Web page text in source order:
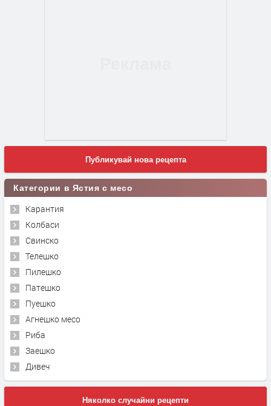
Публикувай нова рецепта
Категории в Ястия с месо
Карантия
Колбаси
Свинско
Телешко
Пилешко
Патешко
Пуешко
Агнешко месо
Риба
Заешко
Дивеч
Няколко случайни рецепти